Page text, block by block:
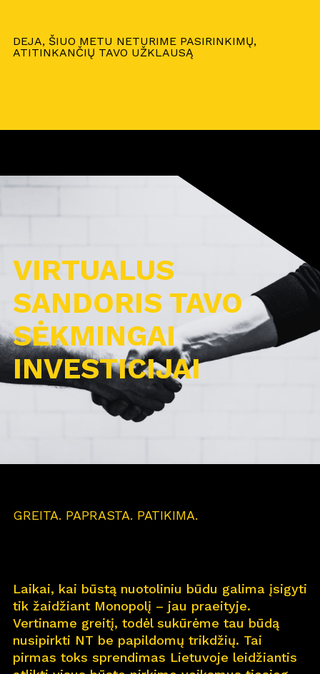
DEJA, ŠIUO METU NETURIME PASIRINKIMŲ,
ATITINKANČIŲ TAVO UŽKLAUSĄ
VIRTUALUS
SANDORIS TAVO
SĖKMINGAI
INVESTICIJAI
GREITA. PAPRASTA. PATIKIMA.
Laikai, kai būstą nuotoliniu būdu galima įsigyti
tik žaidžiant Monopolį – jau praeityje.
Vertiname greitį, todėl sukūrėme tau būdą
nusipirkti NT be papildomų trikdžių. Tai
pirmas toks sprendimas Lietuvoje leidžiantis